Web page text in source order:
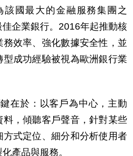
該國最大的金融服務集團之
企業銀行。2016年起推動核
效率、強化數據安全性，並
成功經驗被視為歐洲銀行業
在於：以客戶為中心，主動
，傾聽客戶聲音，針對某些
式定位、細分和分析使用者
產品與服務。